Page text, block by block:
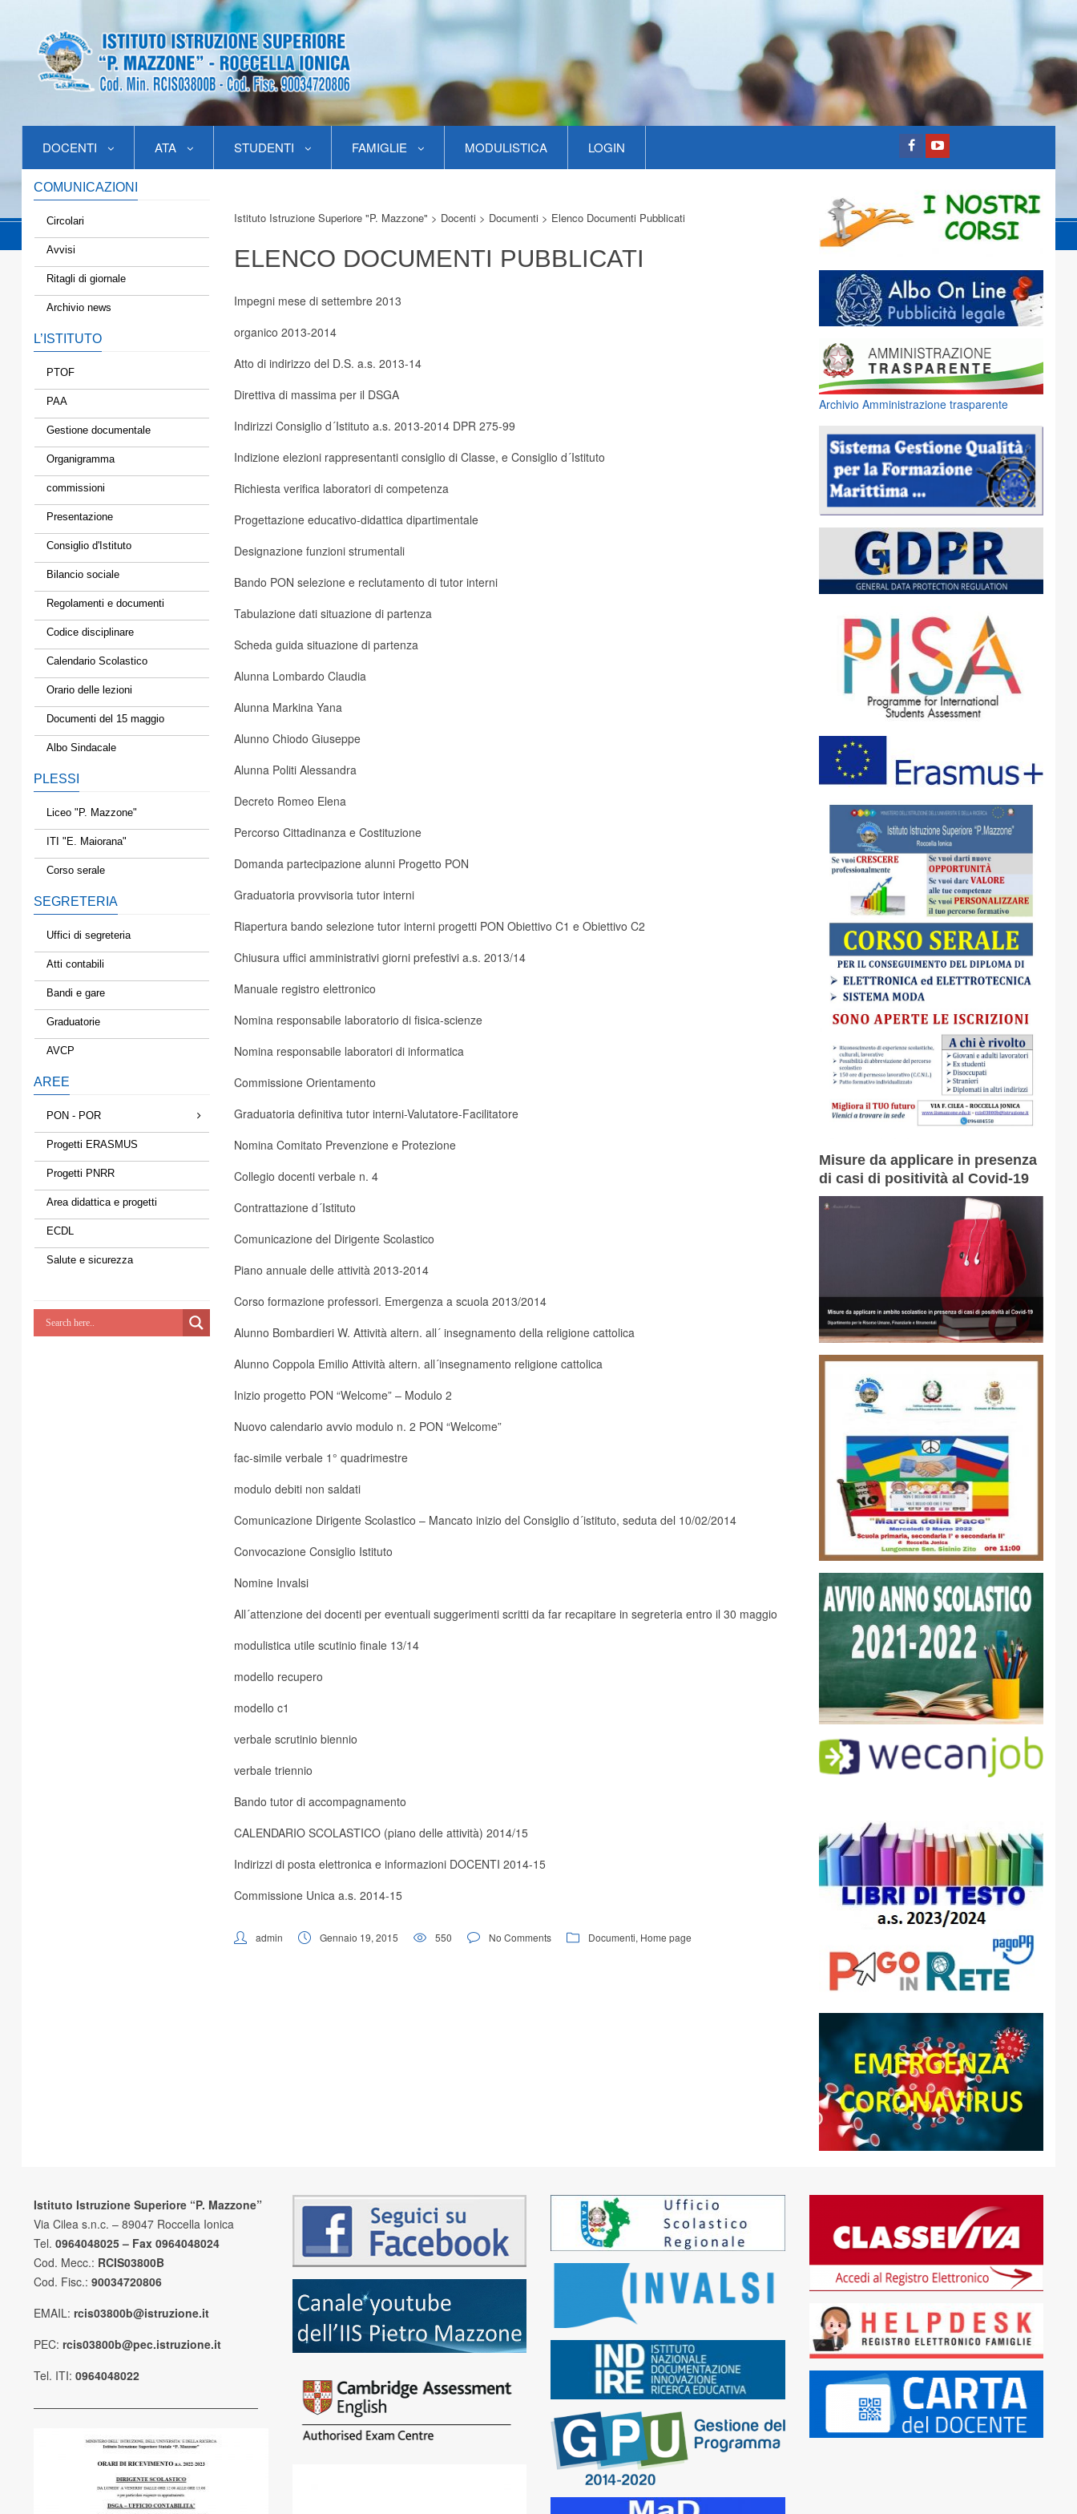
DOCENTI ATA STUDENTI FAMIGLIE MODULISTICA LOGIN
COMUNICAZIONI
Circolari
Avvisi
Ritagli di giornale
Archivio news
L’ISTITUTO
PTOF
PAA
Gestione documentale
Organigramma
commissioni
Presentazione
Consiglio d'Istituto
Bilancio sociale
Regolamenti e documenti
Codice disciplinare
Calendario Scolastico
Orario delle lezioni
Documenti del 15 maggio
Albo Sindacale
PLESSI
Liceo "P. Mazzone"
ITI "E. Maiorana"
Corso serale
SEGRETERIA
Uffici di segreteria
Atti contabili
Bandi e gare
Graduatorie
AVCP
AREE
PON - POR
Progetti ERASMUS
Progetti PNRR
Area didattica e progetti
ECDL
Salute e sicurezza
Istituto Istruzione Superiore "P. Mazzone" > Docenti > Documenti > Elenco Documenti Pubblicati
ELENCO DOCUMENTI PUBBLICATI
Impegni mese di settembre 2013
organico 2013-2014
Atto di indirizzo del D.S. a.s. 2013-14
Direttiva di massima per il DSGA
Indirizzi Consiglio d´Istituto a.s. 2013-2014 DPR 275-99
Indizione elezioni rappresentanti consiglio di Classe, e Consiglio d´Istituto
Richiesta verifica laboratori di competenza
Progettazione educativo-didattica dipartimentale
Designazione funzioni strumentali
Bando PON selezione e reclutamento di tutor interni
Tabulazione dati situazione di partenza
Scheda guida situazione di partenza
Alunna Lombardo Claudia
Alunna Markina Yana
Alunno Chiodo Giuseppe
Alunna Politi Alessandra
Decreto Romeo Elena
Percorso Cittadinanza e Costituzione
Domanda partecipazione alunni Progetto PON
Graduatoria provvisoria tutor interni
Riapertura bando selezione tutor interni progetti PON Obiettivo C1 e Obiettivo C2
Chiusura uffici amministrativi giorni prefestivi a.s. 2013/14
Manuale registro elettronico
Nomina responsabile laboratorio di fisica-scienze
Nomina responsabile laboratori di informatica
Commissione Orientamento
Graduatoria definitiva tutor interni-Valutatore-Facilitatore
Nomina Comitato Prevenzione e Protezione
Collegio docenti verbale n. 4
Contrattazione d´Istituto
Comunicazione del Dirigente Scolastico
Piano annuale delle attività 2013-2014
Corso formazione professori. Emergenza a scuola 2013/2014
Alunno Bombardieri W. Attività altern. all´ insegnamento della religione cattolica
Alunno Coppola Emilio Attività altern. all´insegnamento religione cattolica
Inizio progetto PON “Welcome” – Modulo 2
Nuovo calendario avvio modulo n. 2 PON “Welcome”
fac-simile verbale 1° quadrimestre
modulo debiti non saldati
Comunicazione Dirigente Scolastico – Mancato inizio del Consiglio d´istituto, seduta del 10/02/2014
Convocazione Consiglio Istituto
Nomine Invalsi
All´attenzione dei docenti per eventuali suggerimenti scritti da far recapitare in segreteria entro il 30 maggio
modulistica utile scutinio finale 13/14
modello recupero
modello c1
verbale scrutinio biennio
verbale triennio
Bando tutor di accompagnamento
CALENDARIO SCOLASTICO (piano delle attività) 2014/15
Indirizzi di posta elettronica e informazioni DOCENTI 2014-15
Commissione Unica a.s. 2014-15
admin Gennaio 19, 2015 550 No Comments Documenti, Home page
Archivio Amministrazione trasparente
Misure da applicare in presenza
di casi di positività al Covid-19
Istituto Istruzione Superiore “P. Mazzone”
Via Cilea s.n.c. – 89047 Roccella Ionica
Tel. 0964048025 – Fax 0964048024
Cod. Mecc.: RCIS03800B
Cod. Fisc.: 90034720806
EMAIL: rcis03800b@istruzione.it
PEC: rcis03800b@pec.istruzione.it
Tel. ITI: 0964048022
————————————————————